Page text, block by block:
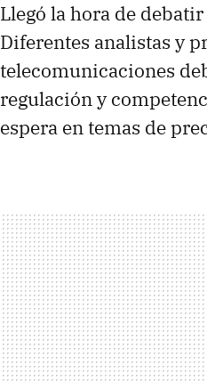
Llegó la hora de
Diferentes analistas y
telecomunicaciones
regulación y
espera en temas de